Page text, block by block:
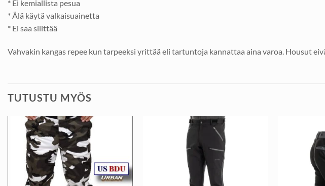
* Ei kemiallista pesua
* Älä käytä valkaisuainetta
* Ei saa silittää
Vahvakin kangas repee kun tarpeeksi yrittää eli tartuntoja kannattaa aina varoa. Housut
TUTUSTU MYÖS